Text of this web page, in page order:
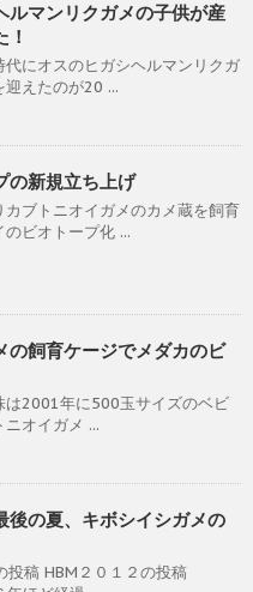
ルマンリクガメの子供が産
にオスのヒガシヘルマンリクガ
迎えたのが20 ...
の新規立ち上げ
カブトニオイガメのカメ蔵を飼育
ビオトープ化 ...
の飼育ケージでメダカのビ
は2001年に500玉サイズのベビ
オイガメ ...
後の夏、キボシイシガメの
投稿 HBM２０１２の投稿